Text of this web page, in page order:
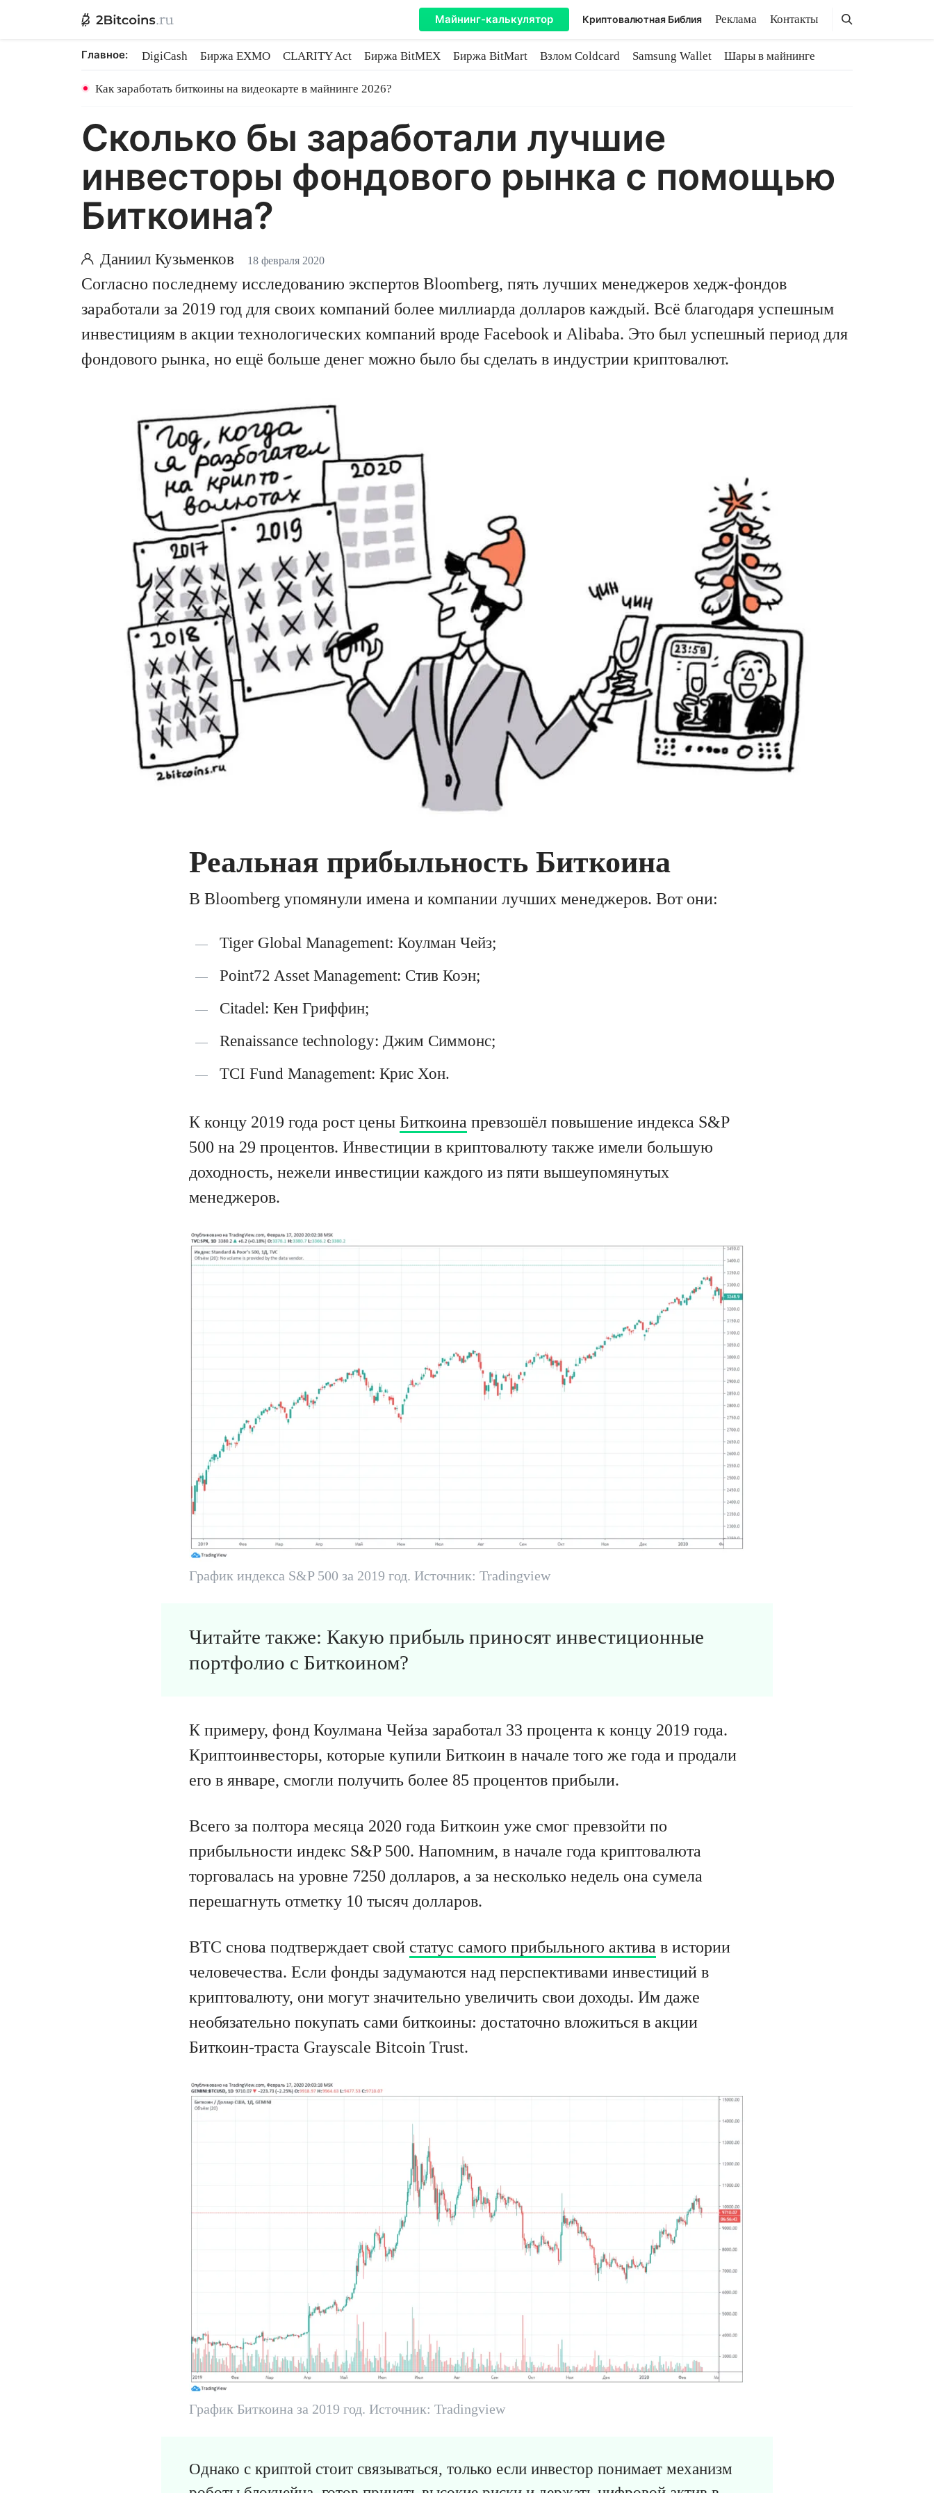
Майнинг-калькулятор Криптовалютная Библия Реклама Контакты Поиск
Поиск
Главное: DigiCash Биржа EXMO CLARITY Act Биржа BitMEX Биржа BitMart Взлом Coldcard Samsung Wallet
Шары в майнинге
Как заработать биткоины на видеокарте в майнинге 2026?
Сколько бы заработали лучшие
инвесторы фондового рынка с помощью
Биткоина?
Даниил Кузьменков 18 февраля 2020
Согласно последнему исследованию экспертов Bloomberg, пять лучших менеджеров хедж-фондов
заработали за 2019 год для своих компаний более миллиарда долларов каждый. Всё благодаря успешным
инвестициям в акции технологических компаний вроде Facebook и Alibaba. Это был успешный период для
фондового рынка, но ещё больше денег можно было бы сделать в индустрии криптовалют.
Реальная прибыльность Биткоина
В Bloomberg упомянули имена и компании лучших менеджеров. Вот они:
Tiger Global Management: Коулман Чейз;
Point72 Asset Management: Стив Коэн;
Citadel: Кен Гриффин;
Renaissance technology: Джим Симмонс;
TCI Fund Management: Крис Хон.
К концу 2019 года рост цены Биткоина превзошёл повышение индекса S&P
500 на 29 процентов. Инвестиции в криптовалюту также имели большую
доходность, нежели инвестиции каждого из пяти вышеупомянутых
менеджеров.
График индекса S&P 500 за 2019 год. Источник: Tradingview
Читайте также: Какую прибыль приносят инвестиционные
портфолио с Биткоином?
К примеру, фонд Коулмана Чейза заработал 33 процента к концу 2019 года.
Криптоинвесторы, которые купили Биткоин в начале того же года и продали
его в январе, смогли получить более 85 процентов прибыли.
Всего за полтора месяца 2020 года Биткоин уже смог превзойти по
прибыльности индекс S&P 500. Напомним, в начале года криптовалюта
торговалась на уровне 7250 долларов, а за несколько недель она сумела
перешагнуть отметку 10 тысяч долларов.
BTC снова подтверждает свой статус самого прибыльного актива в истории
человечества. Если фонды задумаются над перспективами инвестиций в
криптовалюту, они могут значительно увеличить свои доходы. Им даже
необязательно покупать сами биткоины: достаточно вложиться в акции
Биткоин-траста Grayscale Bitcoin Trust.
График Биткоина за 2019 год. Источник: Tradingview
Однако с криптой стоит связываться, только если инвестор понимает механизм